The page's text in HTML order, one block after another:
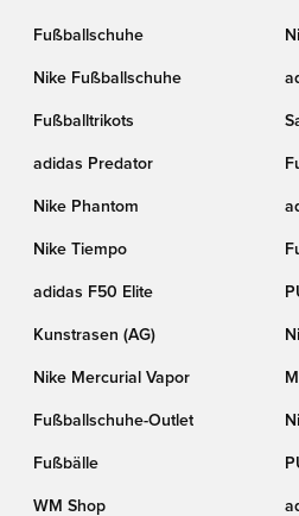
Fußballschuhe
Nike Fußballschuhe
Fußballtrikots
adidas Predator
Nike Phantom
Nike Tiempo
adidas F50 Elite
Kunstrasen (AG)
Nike Mercurial Vapor
Fußballschuhe-Outlet
Fußbälle
WM Shop